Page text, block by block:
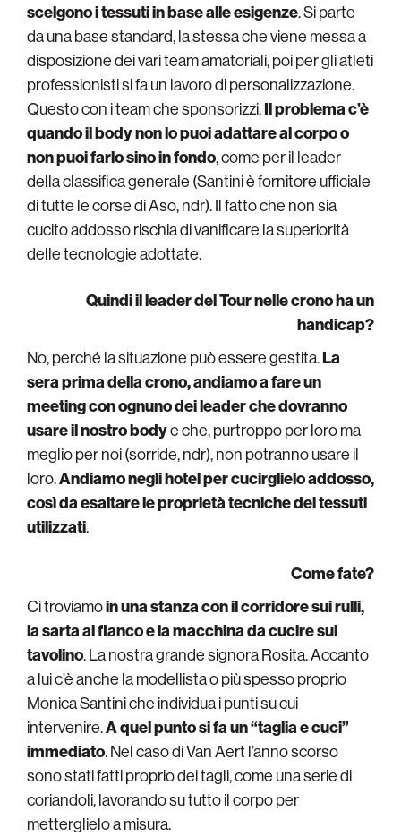
scelgono i tessuti in base alle esigenze. Si parte
da una base standard, la stessa che viene messa a
disposizione dei vari team amatoriali, poi per gli atleti
professionisti si fa un lavoro di personalizzazione.
Questo con i team che sponsorizzi.Il problema c’è
quando il body non lo puoi adattare al corpo o
non puoi farlo sino in fondo, come per il leader
della classifica generale (Santini è fornitore ufficiale
di tutte le corse di Aso, ndr). Il fatto che non sia
cucito addosso rischia di vanificare la superiorità
delle tecnologie adottate.
Quindi il leader del Tour nelle crono ha un
handicap?
No, perché la situazione può essere gestita.La
sera prima della crono, andiamo a fare un
meeting con ognuno dei leader che dovranno
usare il nostro bodye che, purtroppo per loro ma
meglio per noi (sorride, ndr), non potranno usare il
loro.Andiamo negli hotel per cucirglielo addosso,
così da esaltare le proprietà tecniche dei tessuti
utilizzati.
Come fate?
Ci troviamoin una stanza con il corridore sui rulli,
la sarta al fianco e la macchina da cucire sul
tavolino. La nostra grande signora Rosita. Accanto
a lui c’è anche la modellista o più spesso proprio
Monica Santini che individua i punti su cui
intervenire.A quel punto si fa un “taglia e cuci”
immediato. Nel caso di Van Aert l’anno scorso
sono stati fatti proprio dei tagli, come una serie di
coriandoli, lavorando su tutto il corpo per
metterglielo a misura.